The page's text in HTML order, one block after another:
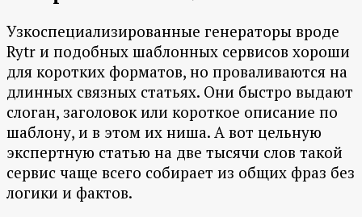
Узкоспециализированные генераторы вроде
Rytr и подобных шаблонных сервисов хороши
для коротких форматов, но проваливаются на
длинных связных статьях. Они быстро выдают
слоган, заголовок или короткое описание по
шаблону, и в этом их ниша. А вот цельную
экспертную статью на две тысячи слов такой
сервис чаще всего собирает из общих фраз без
логики и фактов.